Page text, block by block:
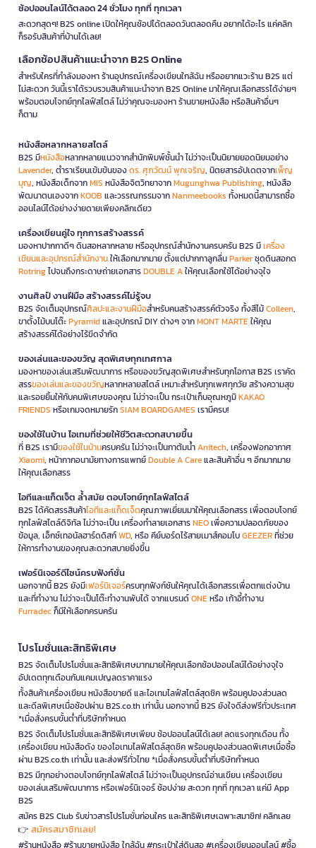
ช้อปออนไลน์ได้ตลอด 24 ชั่วโมง ทุกที่ ทุกเวลา
สะดวกสุดๆ! B2S online เปิดให้คุณช้อปได้ตลอดวันตลอดคืน อยากได้อะไร แค่คลิก
ก็รอรับสินค้าที่บ้านได้เลย!
เลือกช้อปสินค้าแนะนำจาก B2S Online
สำหรับใครที่กำลังมองหา ร้านอุปกรณ์เครื่องเขียนใกล้ฉัน หรืออยากแวะร้าน B2S แต่
ไม่สะดวก วันนี้เราได้รวบรวมสินค้าแนะนำจาก B2S Online มาให้คุณเลือกสรรได้ง่ายๆ
พร้อมตอบโจทย์ทุกไลฟ์สไตล์ ไม่ว่าคุณจะมองหา ร้านขายหนังสือ หรือสินค้าอื่นๆ
ก็ตาม
หนังสือหลากหลายสไตล์
B2S มีหนังสือหลากหลายแนวจากสำนักพิมพ์ชั้นนำ ไม่ว่าจะเป็นนิยายยอดนิยมอย่าง
Lavender, ตำราเรียนเข้มข้นของดร. ศุภวัฒน์ พุกเจริญ, นิตยสารอัปเดตจากเพ็ญ
บุญ, หนังสือเด็กจากMIS หนังสือจิตวิทยาจากMugunghwa Publishing, หนังสือ
พัฒนาตนเองจากKOOB และวรรณกรรมจากNanmeebooks ทั้งหมดนี้สามารถซื้อ
ออนไลน์ได้อย่างง่ายดายเพียงคลิกเดียว
เครื่องเขียนคู่ใจ ทุกการสร้างสรรค์
มองหาปากกาดีๆ ดินสอหลากหลาย หรืออุปกรณ์สำนักงานครบครัน B2S มีเครื่อง
เขียนและอุปกรณ์สำนักงานให้เลือกมากมาย ตั้งแต่ปากกาลูกลื่นParkerชุดดินสอกด
Rotringไปจนถึงกระดาษถ่ายเอกสารDOUBLE Aให้คุณเลือกใช้ได้อย่างจุใจ
งานศิลป์ งานฝีมือ สร้างสรรค์ไม่รู้จบ
B2S จัดเต็มอุปกรณ์ศิลปะและงานฝีมือสำหรับคนสร้างสรรค์ตัวจริง ทั้งสีไม้Colleen,
ขาตั้งไม้บนโต๊ะPyramidและอุปกรณ์ DIY ต่างๆ จากMONT MARTEให้คุณ
สร้างสรรค์ได้อย่างไร้ขีดจำกัด
ของเล่นและของขวัญ สุดพิเศษทุกเทศกาล
มองหาของเล่นเสริมพัฒนาการ หรือของขวัญสุดพิเศษสำหรับทุกโอกาส B2S เราคัด
สรรของเล่นและของขวัญหลากหลายสไตล์ เหมาะสำหรับทุกเพศทุกวัย สร้างความสุข
และรอยยิ้มให้กับคนพิเศษของคุณ ไม่ว่าจะเป็น กระเป๋าเก็บอุณหภูมิKAKAO
FRIENDS หรือเกมจดหมายรักSIAM BOARDGAMES เรามีครบ!
ของใช้ในบ้าน ไอเทมที่ช่วยให้ชีวิตสะดวกสบายขึ้น
ที่ B2S เรามีของใช้ในบ้านครบครัน ไม่ว่าจะเป็นกาต้มน้ำAnitech, เครื่องฟอกอากาศ
Xiaomi, หน้ากากอนามัยทางการแพทย์Double A Careและสินค้าอื่น ๆ อีกมากมาย
ให้คุณเลือกสรร
ไอทีและแก็ดเจ็ต ล้ำสมัย ตอบโจทย์ทุกไลฟ์สไตล์
B2S ได้คัดสรรสินค้าไอทีและแก็ดเจ็ตคุณภาพเยี่ยมมาให้คุณเลือกสรร เพื่อตอบโจทย์
ทุกไลฟ์สไตล์ดิจิทัล ไม่ว่าจะเป็น เครื่องทำลายเอกสารNEOเพื่อความปลอดภัยของ
ข้อมูล, เอ็กซ์เทอนัลฮาร์ดดิสก์WD, หรือ คีย์บอร์ดไร้สายเมาส์คอมโบGEEZERที่ช่วย
ให้การทำงานของคุณสะดวกสบายยิ่งขึ้น
เฟอร์นิเจอร์ดีไซน์ครบฟังก์ชั่น
นอกจากนี้ B2S ยังมีเฟอร์นิเจอร์ครบทุกฟังก์ชันให้คุณได้เลือกสรรเพื่อตกแต่งบ้าน
และที่ทำงาน ไม่ว่าจะเป็นโต๊ะทำงานพับได้ จากแบรนด์ONEหรือ เก้าอี้ทำงาน
Furradecก็มีให้เลือกครบครัน
โปรโมชั่นและสิทธิพิเศษ
B2S จัดเต็มโปรโมชั่นและสิทธิพิเศษมากมายให้คุณเลือกช้อปออนไลน์ได้อย่างจุใจ
อัปเดตทุกเดือนกับแคมเปญลดราคาแรง
ทั้งสินค้าเครื่องเขียน หนังสือขายดี และไอเทมไลฟ์สไตล์สุดชิค พร้อมคูปองส่วนลด
และดีลพิเศษเมื่อช้อปผ่าน B2S.co.th เท่านั้น นอกจากนี้ B2S ยังใจดีส่งฟรีทั่วประเทศ
*เมื่อสั่งครบขั้นต่ำที่บริษัทกำหนด
B2S จัดเต็มโปรโมชั่นและสิทธิพิเศษเพียบ ช้อปออนไลน์ได้เลย! ลดแรงทุกเดือน ทั้ง
เครื่องเขียน หนังสือดัง ของไอเทมไลฟ์สไตล์สุดชิค พร้อมคูปองส่วนลดพิเศษเมื่อซื้อ
ผ่าน B2S.co.th เท่านั้น และส่งฟรีทั่วไทย *เมื่อสั่งครบขั้นต่ำที่บริษัทกำหนด
B2S มีทุกอย่างตอบโจทย์ทุกไลฟ์สไตล์ ไม่ว่าจะเป็นอุปกรณ์อ่านเขียน เครื่องเขียน
ของเล่นเสริมพัฒนาการ หรือเฟอร์นิเจอร์ ช้อปง่าย สะดวก ทุกที่ ทุกเวลา แค่มี App
B2S
สมัคร B2S Club รับข่าวสารโปรโมชั่นก่อนใคร และสิทธิพิเศษเฉพาะสมาชิก! คลิกเลย
👉 สมัครสมาชิกเลย!
#ร้านหนังสือ #ร้านขายหนังสือ ใกล้ฉัน #กระเป๋าใส่ดินสอ #เครื่องเขียนออนไลน์ #ซื้อ